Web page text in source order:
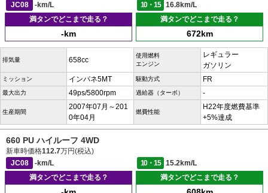
JC08
-km/L 10・15
16.8km/L
満タンでどこまで走る？
-km
満タンでどこまで走る？
672km
排気量 658cc
使用燃料
エンジン
レギュラー
ガソリン
ミッション インパネ5MT 駆動方式 FR
最大出力 49ps/5800rpm 過給器（ターボ） -
生産期間
2007年07月～201
0年04月
燃費性能
H22年度燃費基準
+5%達成
660 PU ハイルーフ 4WD
新車時価格112.7万円(税込)
JC08
-km/L 10・15
15.2km/L
満タンでどこまで走る？
満タンでどこまで走る？